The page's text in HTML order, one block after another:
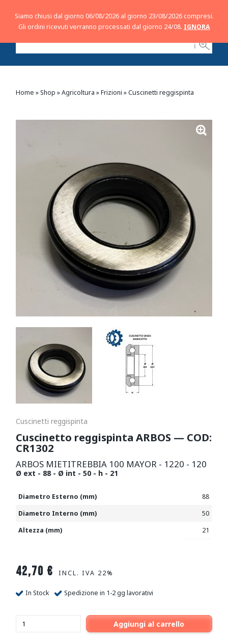
ℹ
Home »Shop »Agricoltura »Frizioni »Cuscinetti reggispinta
Cuscinetti reggispinta
Cuscinetto reggispinta ARBOS — COD:
CR1302
ARBOS MIETITREBBIA 100 MAYOR - 1220 - 120
Ø ext - 88 - Ø int - 50 - h - 21
Diametro Esterno (mm)
88
Diametro Interno (mm)
50
Altezza (mm)
21
42,70 € INCL. IVA 22%
In Stock Spedizione in 1-2 gg lavorativi
Aggiungi al carrello
Siamo chiusi dal giorno 06/08/2026 al giorno 23/08/2026 compresi.
Gli ordini ricevuti verranno processati dal giorno 24/08. IGNORA